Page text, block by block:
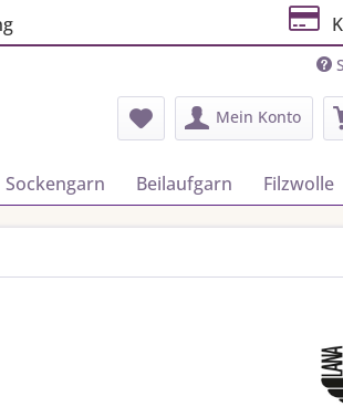
Mein Konto
Sockengarn Beilaufgarn Filzwolle